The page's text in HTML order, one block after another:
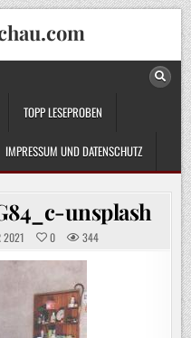
TOPP LESEPROBEN
IMPRESSUM UND DATENSCHUTZ
unsplash
2021 0 344